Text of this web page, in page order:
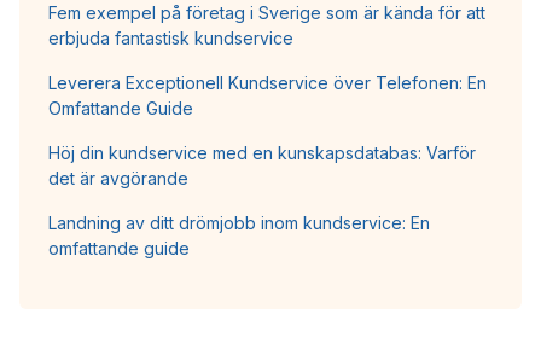
Fem exempel på företag i Sverige som är kända för att
erbjuda fantastisk kundservice
Leverera Exceptionell Kundservice över Telefonen: En
Omfattande Guide
Höj din kundservice med en kunskapsdatabas: Varför
det är avgörande
Landning av ditt drömjobb inom kundservice: En
omfattande guide